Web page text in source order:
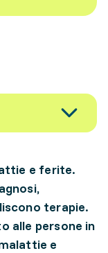
e ferite.
terapie.
alle persone in
e